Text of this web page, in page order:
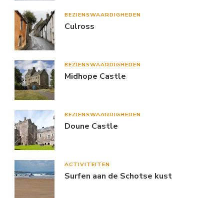
BEZIENSWAARDIGHEDEN
Culross
BEZIENSWAARDIGHEDEN
Midhope Castle
BEZIENSWAARDIGHEDEN
Doune Castle
ACTIVITEITEN
Surfen aan de Schotse kust